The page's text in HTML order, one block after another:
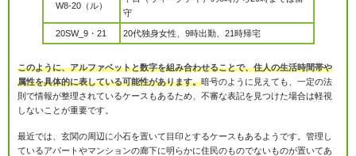
W8-20（ル）
守
20SW_9・21 20代独身女性、9時出勤、21時帰宅
このように、アルファベットと数字を組み合わせることで、住人の生活時間帯や
属性を具体的に表している可能性があります。暗号のように見えても、一定の法
則で情報が整理されているケースもあるため、不審な表記を見つけた場合は軽視
しないことが重要です。
最近では、玄関の周辺に小石を置いて目印とするケースもあるようです。管理し
ているアパートやマンションの廊下に明らかに住民のものでないものが置いてあ